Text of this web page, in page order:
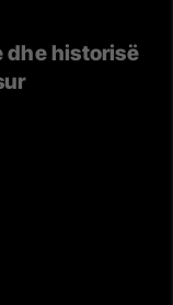
dhe historisë